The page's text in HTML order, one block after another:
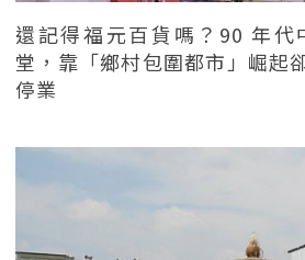
還記得福元百貨嗎？90 年代
堂，靠「鄉村包圍都市」崛起
停業